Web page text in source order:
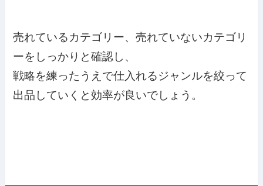
売れているカテゴリー、売れていないカテゴリ
ーをしっかりと確認し、
戦略を練ったうえで仕入れるジャンルを絞って
出品していくと効率が良いでしょう。